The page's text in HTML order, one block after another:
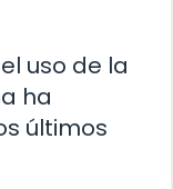
uso de la
ha
últimos